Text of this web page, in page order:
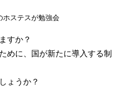
ホステスが勉強会
すか？
めに、国が新たに導入する制
ょうか？